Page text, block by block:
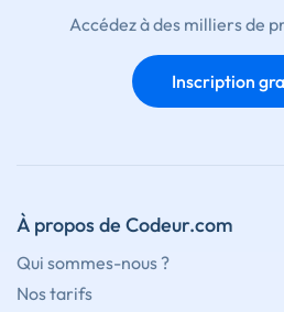
Accédez à des milliers de
Inscription
À propos de Codeur.com
Qui sommes-nous ?
Nos tarifs